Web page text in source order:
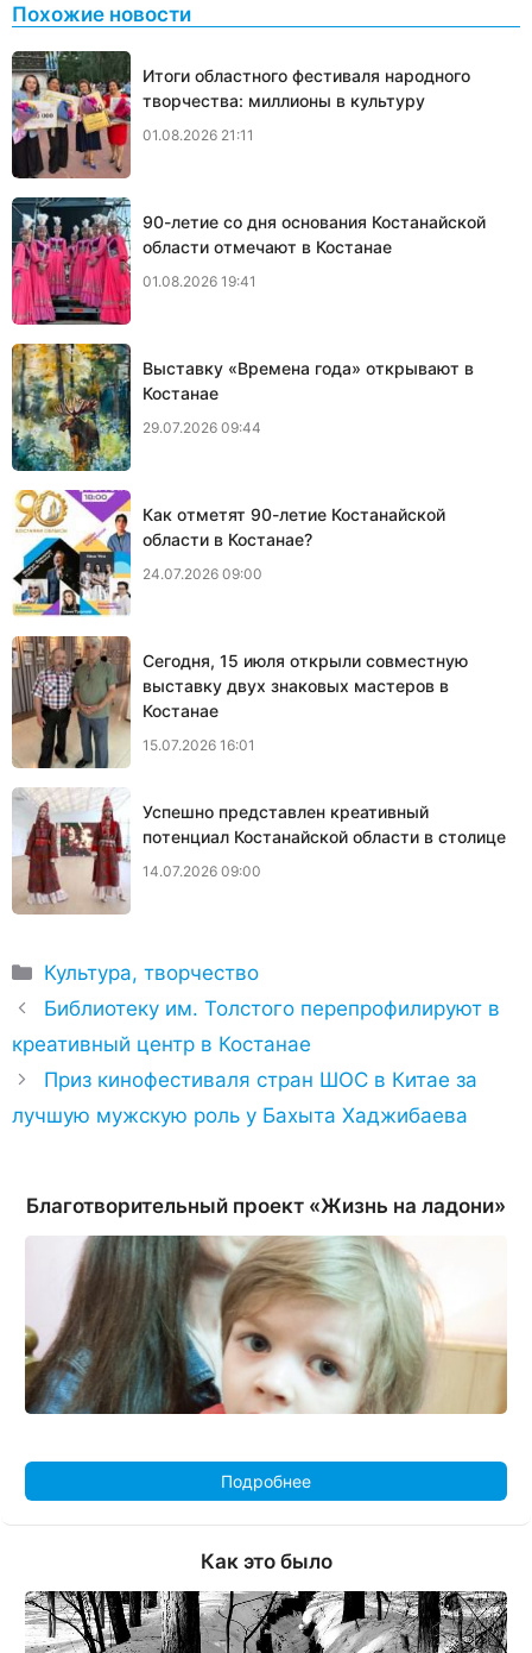
Похожие новости
Итоги областного фестиваля народного
творчества: миллионы в культуру
01.08.2026 21:11
90-летие со дня основания Костанайской
области отмечают в Костанае
01.08.2026 19:41
Выставку «Времена года» открывают в
Костанае
29.07.2026 09:44
Как отметят 90-летие Костанайской
области в Костанае?
24.07.2026 09:00
Сегодня, 15 июля открыли совместную
выставку двух знаковых мастеров в
Костанае
15.07.2026 16:01
Успешно представлен креативный
потенциал Костанайской области в столице
14.07.2026 09:00
Рубрики
Культура, творчество
Библиотеку им. Толстого перепрофилируют в
креативный центр в Костанае
Приз кинофестиваля стран ШОС в Китае за
лучшую мужскую роль у Бахыта Хаджибаева
Благотворительный проект «Жизнь на ладони»
Подробнее
Как это было